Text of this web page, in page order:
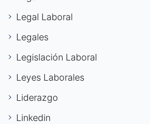
Legal Laboral
Legales
Legislación Laboral
Leyes Laborales
Liderazgo
Linkedin